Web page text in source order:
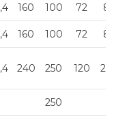
160 100 72
160 100 72
240 250 120
250